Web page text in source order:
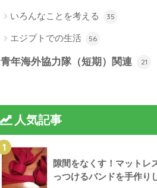
いろんなことを考える 35
エジプトでの生活 56
青年海外協力隊（短期）関連 21
人気記事
1
隙間をなくす！マットレ
っつけるバンドを手作り